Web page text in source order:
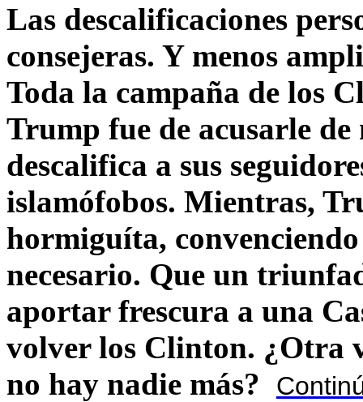
Las descalificaciones
consejeras. Y menos
Toda la campaña de los
Trump fue de acusarle
descalifica a sus
islamófobos. Mientras,
hormiguíta,
necesario. Que un
aportar frescura a una
volver los Clinton. ¿Otra
no hay nadie más?